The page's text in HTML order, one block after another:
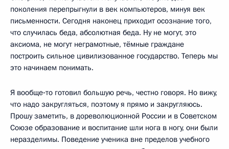
поколения перепрыгнули в век компьютеров, минуя век
письменности. Сегодня наконец приходит осознание того,
что случилась беда, абсолютная беда. Ну не могут, это
аксиома, не могут неграмотные, тёмные граждане
построить сильное цивилизованное государство. Теперь мы
это начинаем понимать.
Я вообще‑то готовил большую речь, честно говоря. Но вижу,
что надо закругляться, поэтому я прямо и закругляюсь.
Прошу заметить, в дореволюционной России и в Советском
Союзе образование и воспитание шли нога в ногу, они были
неразделимы. Поведение ученика вне пределов учебного